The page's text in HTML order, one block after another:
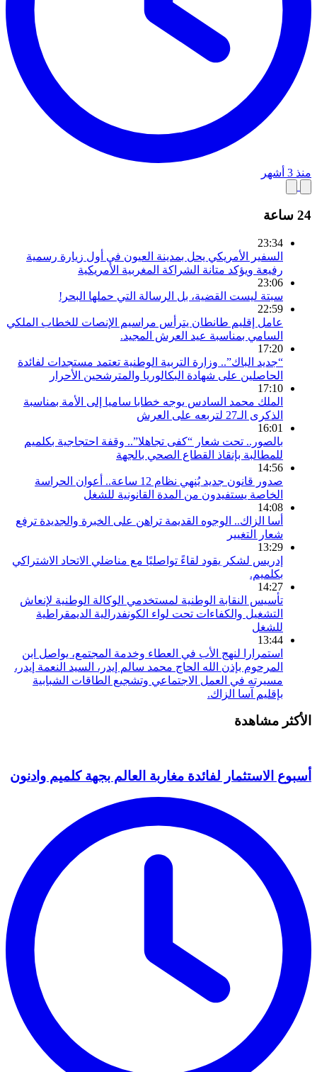
منذ 3 أشهر
24 ساعة
23:34
السفير الأمريكي يحل بمدينة العيون في أول زيارة رسمية
رفيعة ويؤكد متانة الشراكة المغربية الأمريكية
23:06
سبتة ليست القضية، بل الرسالة التي حملها البحر!
22:59
عامل إقليم طانطان يترأس مراسيم الإنصات للخطاب الملكي
السامي بمناسبة عيد العرش المجيد.
17:20
“جديد الباك”.. وزارة التربية الوطنية تعتمد مستجدات لفائدة
الحاصلين على شهادة البكالوريا والمترشحين الأحرار
17:10
الملك محمد السادس يوجه خطابا ساميا إلى الأمة بمناسبة
الذكرى الـ27 لتربعه على العرش
16:01
بالصور.. تحت شعار “كفى تجاهلا”.. وقفة احتجاجية بكلميم
للمطالبة بإنقاذ القطاع الصحي بالجهة
14:56
صدور قانون جديد يُنهي نظام 12 ساعة.. أعوان الحراسة
الخاصة يستفيدون من المدة القانونية للشغل
14:08
أسا الزاك.. الوجوه القديمة تراهن على الخبرة والجديدة ترفع
شعار التغيير
13:29
إدريس لشكر يقود لقاءً تواصليًا مع مناضلي الاتحاد الاشتراكي
بكلميم.
14:27
تأسيس النقابة الوطنية لمستخدمي الوكالة الوطنية لإنعاش
التشغيل والكفاءات تحت لواء الكونفدرالية الديمقراطية
للشغل
13:44
استمرارا لنهج الأب في العطاء وخدمة المجتمع، يواصل ابن
المرحوم بإذن الله الحاج محمد سالم إيدر، السيد النعمة إيدر،
مسيرته في العمل الاجتماعي وتشجيع الطاقات الشبابية
بإقليم آسا الزاك.
الأكثر مشاهدة
أسبوع الاستثمار لفائدة مغاربة العالم بجهة كلميم وادنون